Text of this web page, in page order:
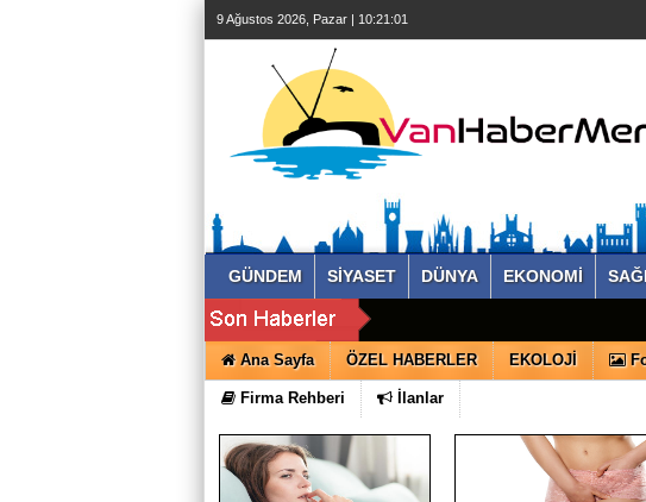
9 Ağustos 2026, Pazar | 10:21:02
GÜNDEM SİYASET DÜNYA EKONOMİ
Ana Sayfa ÖZEL HABERLER EKOLOJİ
Firma Rehberi İlanlar